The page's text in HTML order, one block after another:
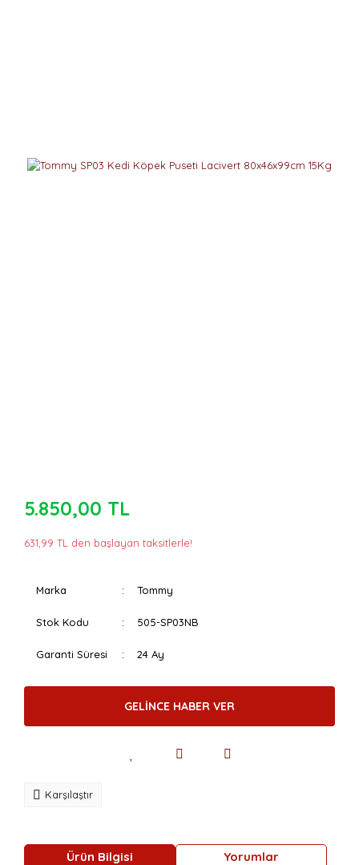
5.850,00 TL
631,99 TL den başlayan taksitlerle!
Marka Tommy
Stok Kodu 505-SP03NB
Garanti Süresi 24 Ay
GELİNCE HABER VER
Karşılaştır
Ürün Bilgisi
Yorumlar